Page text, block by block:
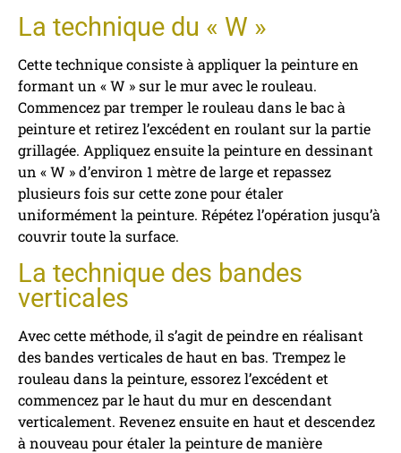
La technique du « W »
Cette technique consiste à appliquer la peinture en
formant un « W » sur le mur avec le rouleau.
Commencez par tremper le rouleau dans le bac à
peinture et retirez l’excédent en roulant sur la partie
grillagée. Appliquez ensuite la peinture en dessinant
un « W » d’environ 1 mètre de large et repassez
plusieurs fois sur cette zone pour étaler
uniformément la peinture. Répétez l’opération jusqu’à
couvrir toute la surface.
La technique des bandes
verticales
Avec cette méthode, il s’agit de peindre en réalisant
des bandes verticales de haut en bas. Trempez le
rouleau dans la peinture, essorez l’excédent et
commencez par le haut du mur en descendant
verticalement. Revenez ensuite en haut et descendez
à nouveau pour étaler la peinture de manière